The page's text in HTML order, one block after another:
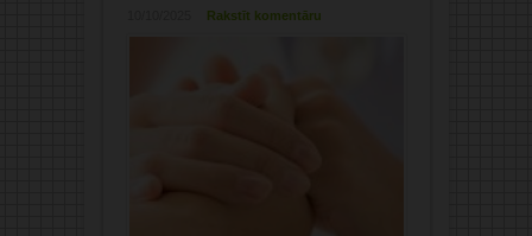
Rakstīt komentāru